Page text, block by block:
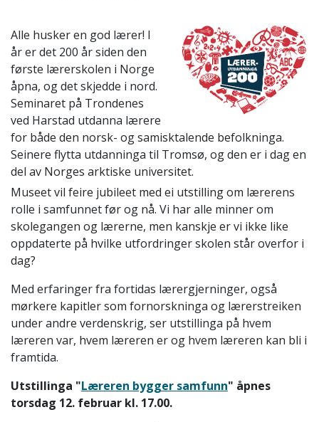
Alle husker en god lærer! I
år er det 200 år siden den
første lærerskolen i Norge
åpna, og det skjedde i nord.
Seminaret på Trondenes
ved Harstad utdanna lærere
for både den norsk- og samisktalende befolkninga.
Seinere flytta utdanninga til Tromsø, og den er i dag en
del av Norges arktiske universitet.
Museet vil feire jubileet med ei utstilling om lærerens
rolle i samfunnet før og nå. Vi har alle minner om
skolegangen og lærerne, men kanskje er vi ikke like
oppdaterte på hvilke utfordringer skolen står overfor i
dag?
Med erfaringer fra fortidas lærergjerninger, også
mørkere kapitler som fornorskninga og lærerstreiken
under andre verdenskrig, ser utstillinga på hvem
læreren var, hvem læreren er og hvem læreren kan bli i
framtida.
Utstillinga "Læreren bygger samfunn" åpnes
torsdag 12. februar kl. 17.00.